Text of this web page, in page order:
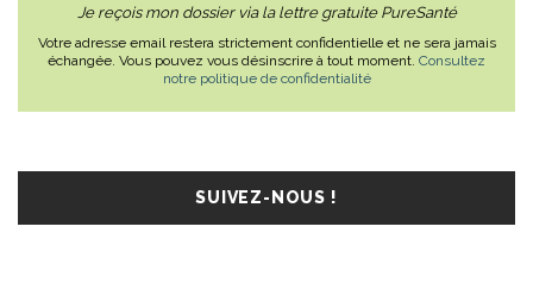
Je reçois mon dossier via la lettre gratuite PureSanté
Votre adresse email restera strictement confidentielle et ne sera jamais
échangée. Vous pouvez vous désinscrire à tout moment. Consultez
notre politique de confidentialité
SUIVEZ-NOUS !